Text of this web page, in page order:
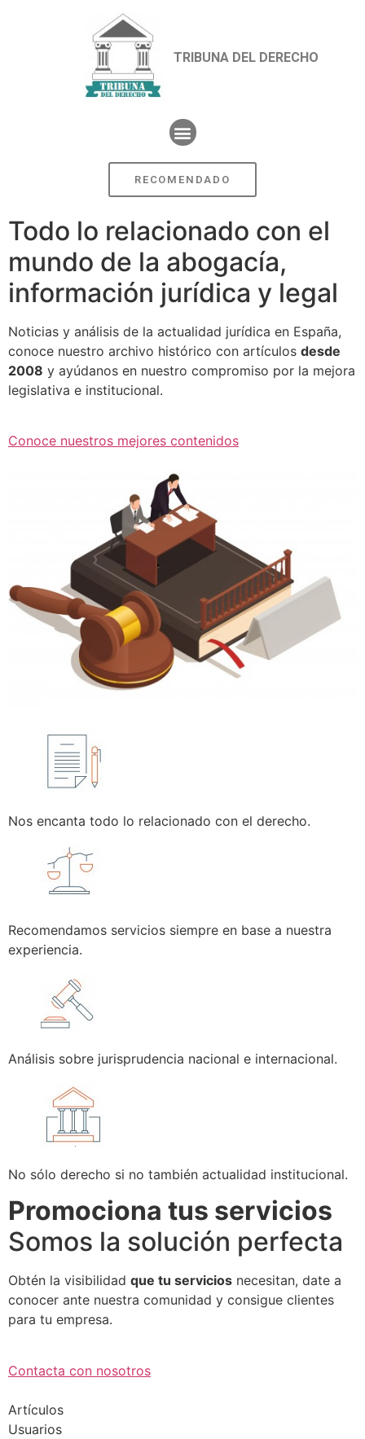
TRIBUNA DEL DERECHO
RECOMENDADO
Todo lo relacionado con el
mundo de la abogacía,
información jurídica y legal
Noticias y análisis de la actualidad jurídica en España,
conoce nuestro archivo histórico con artículos desde
2008 y ayúdanos en nuestro compromiso por la mejora
legislativa e institucional.
Conoce nuestros mejores contenidos
Nos encanta todo lo relacionado con el derecho.
Recomendamos servicios siempre en base a nuestra
experiencia.
Análisis sobre jurisprudencia nacional e internacional.
No sólo derecho si no también actualidad institucional.
Promociona tus servicios
Somos la solución perfecta
Obtén la visibilidad que tu servicios necesitan, date a
conocer ante nuestra comunidad y consigue clientes
para tu empresa.
Contacta con nosotros
Artículos
Usuarios